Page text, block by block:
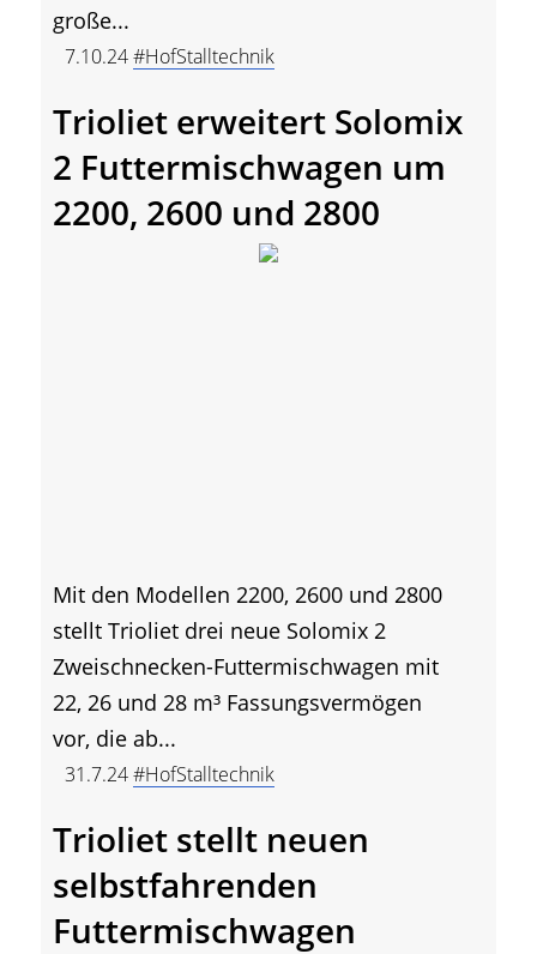
große...
7.10.24#HofStalltechnik
Trioliet erweitert Solomix
2 Futtermischwagen um
2200, 2600 und 2800
Mit den Modellen 2200, 2600 und 2800
stellt Trioliet drei neue Solomix 2
Zweischnecken-Futtermischwagen mit
22, 26 und 28 m³ Fassungsvermögen
vor, die ab...
31.7.24#HofStalltechnik
Trioliet stellt neuen
selbstfahrenden
Futtermischwagen